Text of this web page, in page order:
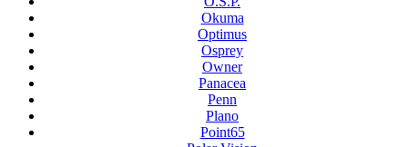
Okuma
Optimus
Osprey
Owner
Panacea
Penn
Plano
Point65